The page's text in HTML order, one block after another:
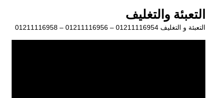
المحتوى
التعبئة والتغليف
التعبئة و التغليف 01211116954 – 01211116956 – 01211116958